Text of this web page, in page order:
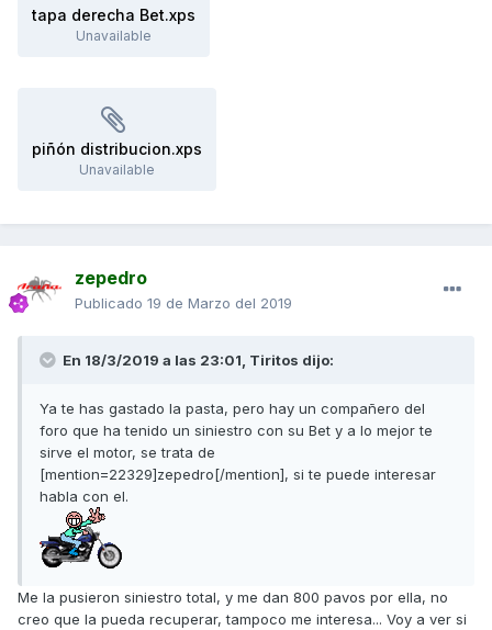
tapa derecha Bet.xps
Unavailable
piñón distribucion.xps
Unavailable
zepedro
Publicado 19 de Marzo del 2019
En 18/3/2019 a las 23:01, Tiritos dijo:
Ya te has gastado la pasta, pero hay un compañero del
foro que ha tenido un siniestro con su Bet y a lo mejor te
sirve el motor, se trata de
[mention=22329]zepedro[/mention], si te puede interesar
habla con el.
Me la pusieron siniestro total, y me dan 800 pavos por ella, no
creo que la pueda recuperar, tampoco me interesa... Voy a ver si